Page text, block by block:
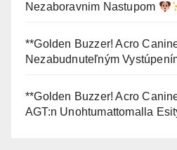
Nezaboravnim Nastupom
**Golden Buzzer! Acro
Nezabudnuteľným
**Golden Buzzer! Acro
AGT:n Unohtumattomalla